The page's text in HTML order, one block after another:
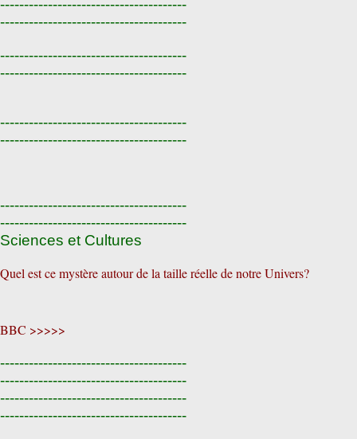
---------------------------------------
---------------------------------------
---------------------------------------
---------------------------------------
---------------------------------------
---------------------------------------
---------------------------------------
---------------------------------------
Sciences et Cultures
Quel est ce mystère autour de la taille réelle de notre Univers?
BBC >>>>>
---------------------------------------
---------------------------------------
---------------------------------------
---------------------------------------